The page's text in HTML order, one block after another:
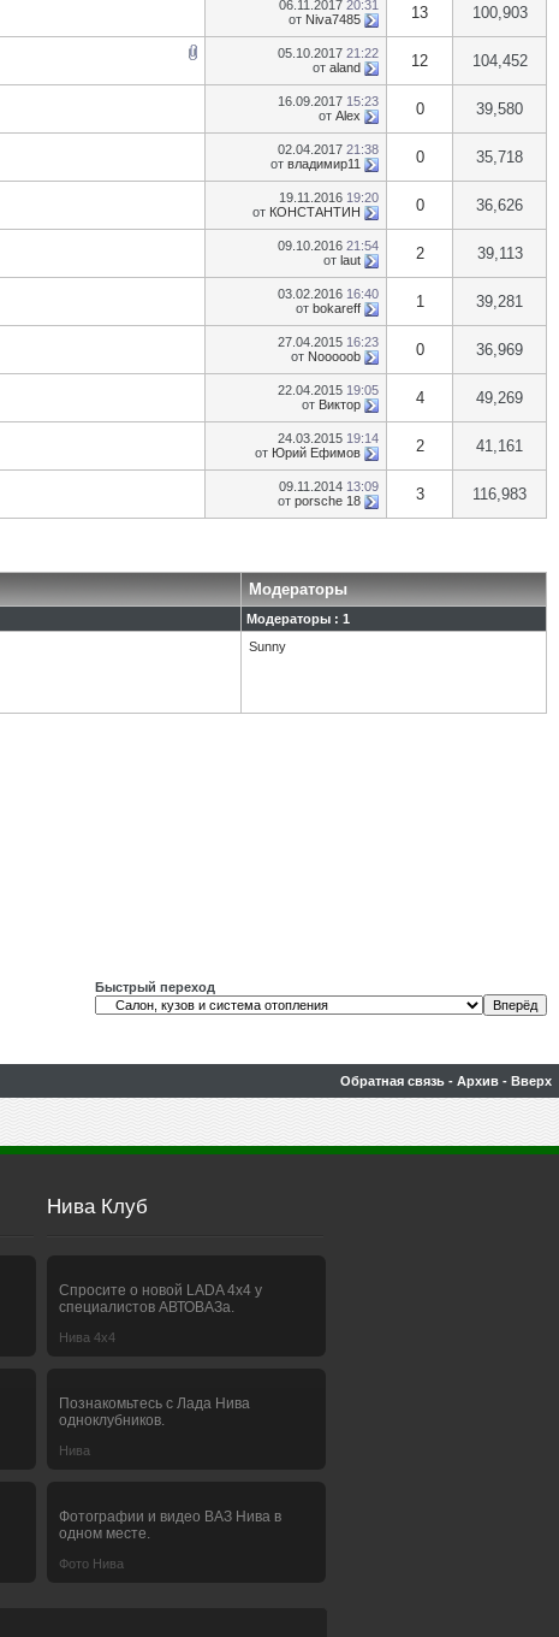
06.11.2017 20:31
от Niva7485 13 100,903
05.10.2017 21:22
от aland 12 104,452
16.09.2017 15:23
от Alex 0 39,580
02.04.2017 21:38
от владимир11 0 35,718
19.11.2016 19:20
от КОНСТАНТИН 0 36,626
09.10.2016 21:54
от laut 2 39,113
03.02.2016 16:40
от bokareff 1 39,281
27.04.2015 16:23
от Nooooob 0 36,969
22.04.2015 19:05
от Виктор 4 49,269
24.03.2015 19:14
от Юрий Ефимов 2 41,161
09.11.2014 13:09
от porsche 18 3 116,983
Модераторы
Модераторы : 1
Sunny
Быстрый переход
Обратная связь - Архив - Вверх
Нива Клуб
Спросите о новой LADA 4x4 у
специалистов АВТОВАЗа.
Нива 4х4
Познакомьтесь с Лада Нива
одноклубников.
Нива
Фотографии и видео ВАЗ Нива в
одном месте.
Фото Нива